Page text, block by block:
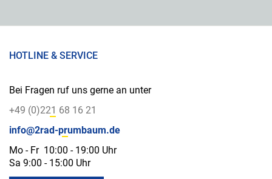
HOTLINE & SERVICE
Bei Fragen ruf uns gerne an unter
+49 (0)221 68 16 21
info@2rad-prumbaum.de
Mo - Fr 10:00 - 19:00 Uhr
Sa 9:00 - 15:00 Uhr